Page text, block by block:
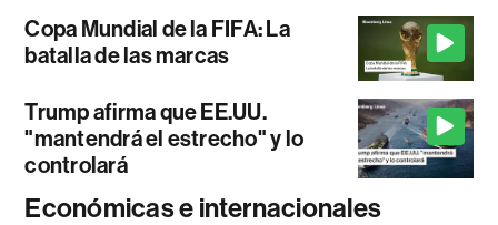
Copa Mundial de la FIFA: La
batalla de las marcas
Trump afirma que EE.UU.
"mantendrá el estrecho" y lo
controlará
Económicas e internacionales